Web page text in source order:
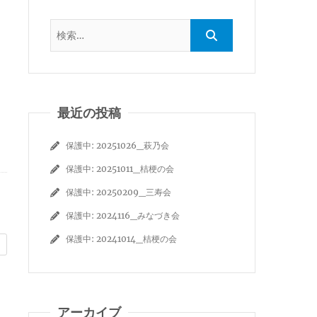
最近の投稿
保護中: 20251026_萩乃会
保護中: 20251011_桔梗の会
保護中: 20250209_三寿会
保護中: 2024116_みなづき会
保護中: 20241014_桔梗の会
アーカイブ